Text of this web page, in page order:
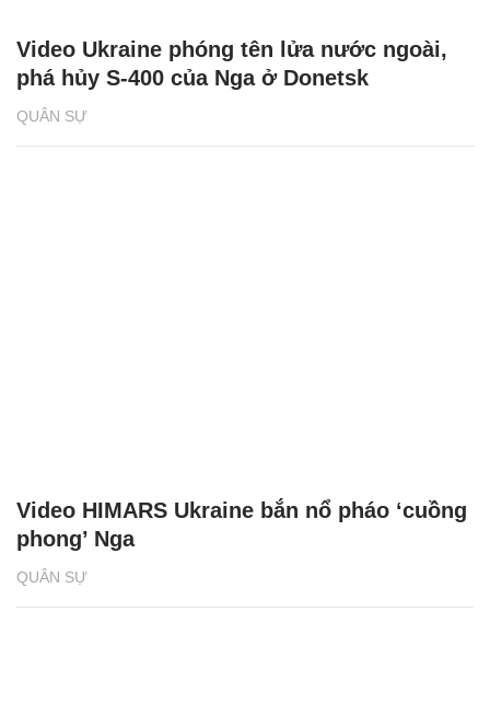
QUÂN SỰ
Video Ukraine phóng tên lửa nước ngoài,
phá hủy S-400 của Nga ở Donetsk
QUÂN SỰ
Video HIMARS Ukraine bắn nổ pháo ‘cuồng
phong’ Nga